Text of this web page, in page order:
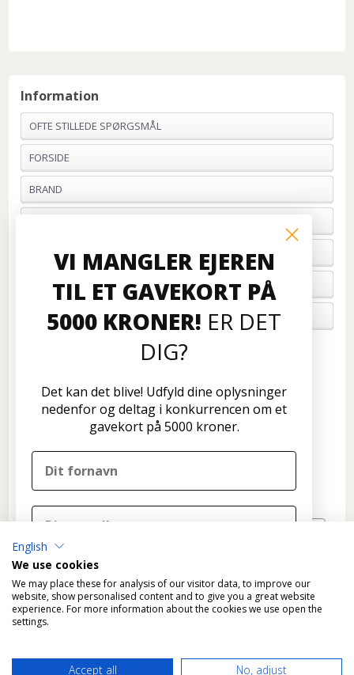
Information
OFTE STILLEDE SPØRGSMÅL
FORSIDE
BRAND
BETALING
FORTRYD ORDRE
OM OS
Formervangen 17
2600 Glostrup
Nyhedsbrev
*Fragtfri levering gælder KUN varer, der kan leveres som
standardpakke til GLS pakkeshops.
English
We use cookies
We may place these for analysis of our visitor data, to improve our
website, show personalised content and to give you a great website
experience. For more information about the cookies we use open the
settings.
Accept all No, adjust
VI MANGLER EJEREN
TIL ET GAVEKORT PÅ
5000 KRONER! ER DET
DIG?
Det kan det blive! Udfyld dine oplysninger
nedenfor og deltag i konkurrencen om et
gavekort på 5000 kroner.
DELTAG I KONKURRENCEN
Nej tak, det skal ikke være mig
samtidig Disconetto' nyhedsbrev og accepterer